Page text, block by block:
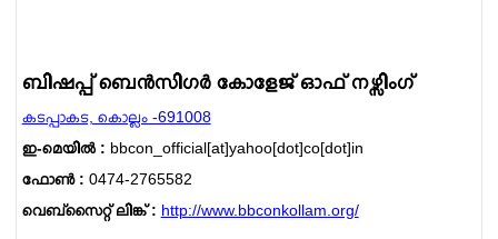
ബിഷപ്പ് ബെന്‍സിഗര്‍ കോളേജ് ഓഫ് നഴ്സിംഗ്
കടപ്പാകട, കൊല്ലം -691008
ഇ-മെയില്‍ : bbcon_official[at]yahoo[dot]co[dot]in
ഫോണ്‍ : 0474-2765582
വെബ്സൈറ്റ് ലിങ്ക് : http://www.bbconkollam.org/